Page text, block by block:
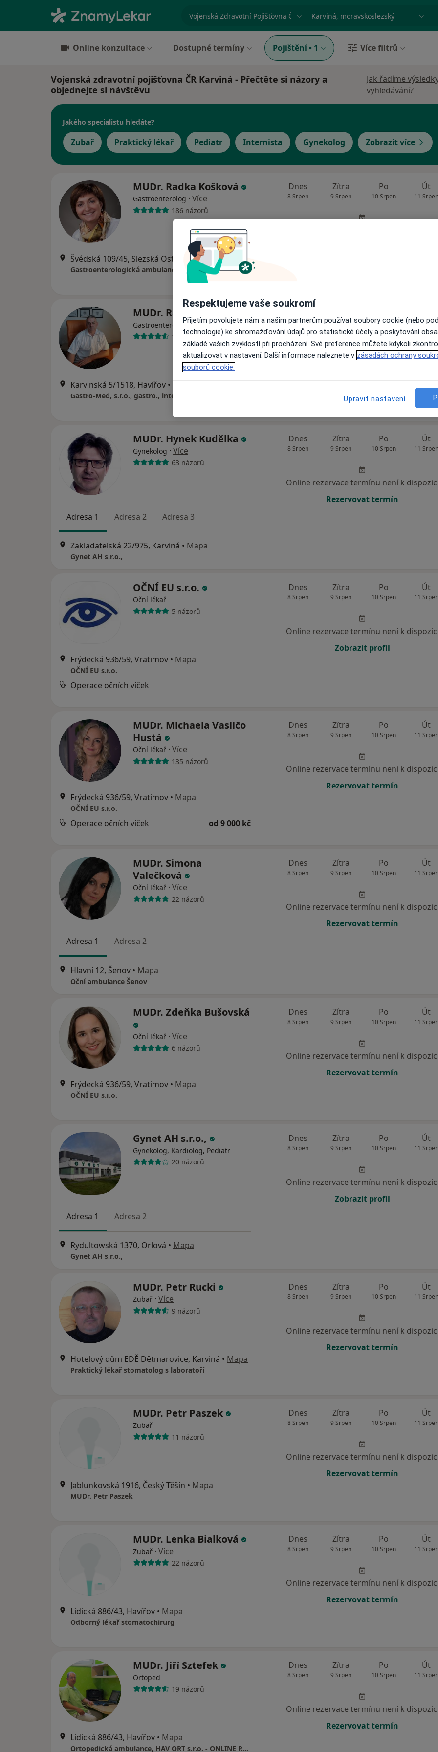
specializace, nemoc nebo příjmení Město nebo region
Online konzultace Dostupné termíny Pojištění • 1 Více filtrů
Vojenská zdravotní pojišťovna ČR Karviná - Přečtěte si názory a
objednejte si návštěvu
Jak řadíme
vyhledávání?
Jakého specialistu hledáte?
Zubař Praktický lékař Pediatr Internista Gynekolog Zobrazit více
MUDr. Radka Košková
Gastroenterolog · Více
186 názorů
Švédská 109/45, Slezská Ostrava•Mapa
Gastroenterologická ambulance - přijímáme nové pacienty
Dnes
8 Srpen
Zítra
9 Srpen
Po
10 Srpen
Út
11 Srpen
MUDr. Radim Bužga
Gastroenterolog, Internista·Více
141 názorů
Karvinská 5/1518, Havířov •
Gastro-Med, s.r.o., gastro., interní
8 Srpen 9 Srpen 10 Srpen 11
Online rezervace termínu není k
MUDr. Hynek Kudělka
Gynekolog · Více
63 názorů
Adresa 1 Adresa 2 Adresa 3
Zakladatelská 22/975, Karviná • Mapa
Gynet AH s.r.o.,
Dnes
8 Srpen
Zítra
9 Srpen
Po
10 Srpen
Út
11 Srpen
Online rezervace termínu není k dispozici
Rezervovat termín
OČNÍ EU s.r.o.
Oční lékař
5 názorů
Frýdecká 936/59, Vratimov • Mapa
OČNÍ EU s.r.o.
Operace očních víček
Dnes
8 Srpen
Zítra
9 Srpen
Po
10 Srpen
Út
11 Srpen
Online rezervace termínu není k dispozici
Zobrazit profil
MUDr. Michaela Vasilčo
Hustá
Oční lékař · Více
135 názorů
Frýdecká 936/59, Vratimov • Mapa
OČNÍ EU s.r.o.
Operace očních víček od 9 000 kč
Dnes
8 Srpen
Zítra
9 Srpen
Po
10 Srpen
Út
11 Srpen
Online rezervace termínu není k dispozici
Rezervovat termín
MUDr. Simona
Valečková
Oční lékař · Více
22 názorů
Adresa 1 Adresa 2
Hlavní 12, Šenov • Mapa
Oční ambulance Šenov
Dnes
8 Srpen
Zítra
9 Srpen
Po
10 Srpen
Út
11 Srpen
Online rezervace termínu není k dispozici
Rezervovat termín
MUDr. Zdeňka Bušovská
Oční lékař · Více
6 názorů
Frýdecká 936/59, Vratimov • Mapa
OČNÍ EU s.r.o.
Dnes
8 Srpen
Zítra
9 Srpen
Po
10 Srpen
Út
11 Srpen
Online rezervace termínu není k dispozici
Rezervovat termín
Gynet AH s.r.o.,
Gynekolog, Kardiolog, Pediatr
20 názorů
Adresa 1 Adresa 2
Rydultowská 1370, Orlová • Mapa
Gynet AH s.r.o.,
Dnes
8 Srpen
Zítra
9 Srpen
Po
10 Srpen
Út
11 Srpen
Online rezervace termínu není k dispozici
Zobrazit profil
MUDr. Petr Rucki
Zubař · Více
9 názorů
Hotelový dům EDĚ Dětmarovice, Karviná • Mapa
Praktický lékař stomatolog s laboratoří
Dnes
8 Srpen
Zítra
9 Srpen
Po
10 Srpen
Út
11 Srpen
Online rezervace termínu není k dispozici
Rezervovat termín
MUDr. Petr Paszek
Zubař
11 názorů
Jablunkovská 1916, Český Těšín • Mapa
MUDr. Petr Paszek
Dnes
8 Srpen
Zítra
9 Srpen
Po
10 Srpen
Út
11 Srpen
Online rezervace termínu není k dispozici
Rezervovat termín
MUDr. Lenka Bialková
Zubař · Více
22 názorů
Lidická 886/43, Havířov • Mapa
Odborný lékař stomatochirurg
Dnes
8 Srpen
Zítra
9 Srpen
Po
10 Srpen
Út
11 Srpen
Online rezervace termínu není k dispozici
Rezervovat termín
MUDr. Jiří Sztefek
Ortoped
19 názorů
Lidická 886/43, Havířov • Mapa
Ortopedická ambulance, HAV ORT s.r.o. - ONLINE REZERVACE Vašeho ošetření na
Dnes
8 Srpen
Zítra
9 Srpen
Po
10 Srpen
Út
11 Srpen
Online rezervace termínu není k dispozici
Rezervovat termín
Respektujeme vaše soukromí
Přijetím povolujete nám a našim partnerům používat soubory cookie (nebo
technologie) ke shromažďování údajů pro statistické účely a poskytování
základě vašich zvyklostí při procházení. Své preference můžete kdykoli
aktualizovat v nastavení. Další informace naleznete v zásadách ochrany
souborů cookie.
Upravit nastavení